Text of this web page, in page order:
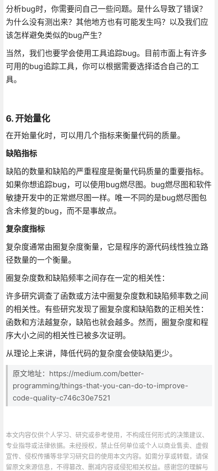
分析bug时，你需要问自己一些问题。是什么导致了错误？
为什么没有测出来？其他地方也有可能发生吗？以及我们应
该怎样避免类似的bug产生？
当然，我们也要学会使用工具追踪bug。目前市面上有许多
可用的bug追踪工具，你可以根据需要选择适合自己的工
具。
6. 开始量化
在开始量化时，可以用几个指标来衡量代码的质量。
缺陷指标
缺陷的数量和缺陷的严重程度是衡量代码质量的重要指标。
如果你想追踪bug，可以使用bug燃尽图。bug燃尽图和软件
敏捷开发中的正常燃尽图一样。唯一不同的是bug燃尽图包
含未修复的bug，而不是事故点。
复杂度指标
复杂度通常由圈复杂度衡量，它是程序的源代码线性独立路
径数量的一个衡量。
圈复杂度数和缺陷频率之间存在一定的相关性：
许多研究调查了函数或方法中圈复杂度数和缺陷频率数之间
的相关性。有些研究发现了圈复杂度和缺陷数的正相关性：
函数和方法越复杂，缺陷也就会越多。然而，圈复杂度和程
序大小之间的相关性已被多次证明。
从理论上来讲，降低代码的复杂度会使缺陷更少。
原文地址：https://medium.com/better-
programming/things-that-you-can-do-to-improve-
code-quality-c746c30e7521
本文内容仅供个人学习、研究或参考使用，不构成任何形式的决策建议、
专业指导或法律依据。未经授权，禁止任何单位或个人以商业售卖、虚假
宣传、侵权传播等非学习研究目的使用本文内容。如需分享或转载，请保
留原文来源信息，不得篡改、删减内容或侵犯相关权益。感谢您的理解与